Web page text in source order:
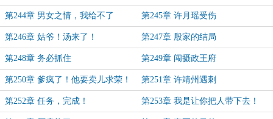
第244章 男女之情，我给不了 第245章 许月瑶受伤
第246章 姑爷！汤来了！ 第247章 殷家的结局
第248章 务必抓住 第249章 闯摄政王府
第250章 爹疯了！他要卖儿求荣！ 第251章 许靖州遇刺
第252章 任务，完成！ 第253章 我是让你把人带下去！